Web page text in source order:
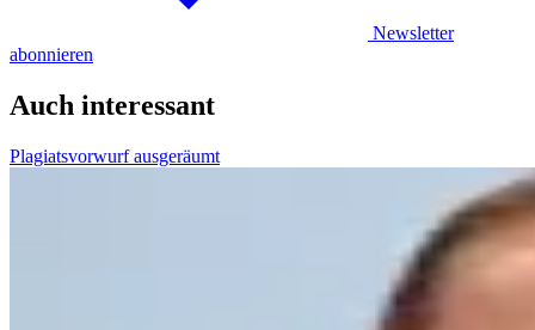
Newsletter
abonnieren
Auch interessant
Plagiatsvorwurf ausgeräumt